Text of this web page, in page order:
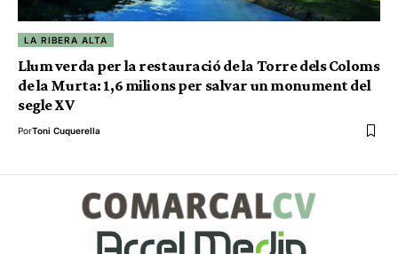
LA RIBERA ALTA
Llum verda per la restauració de la Torre dels Coloms
de la Murta: 1,6 milions per salvar un monument del
segle XV
PorToni Cuquerella